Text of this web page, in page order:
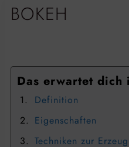
BOKEH
Das erwartet dich
Definition
Eigenschaften
Techniken zur